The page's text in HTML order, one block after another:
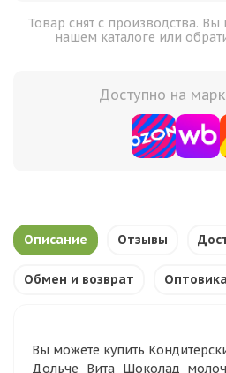
Товар снят с производства.
нашем каталоге или
Доступно на
Описание Отзывы
Обмен и возврат
Вы можете купить
Дольче Вита Шоколад